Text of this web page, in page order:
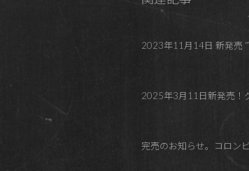
2023年11月14日 新発売
2025年3月11日新発売！
完売のお知らせ。コロ